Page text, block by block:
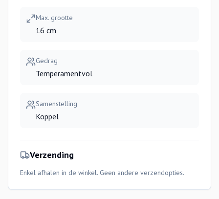
Max. grootte
16 cm
Gedrag
Temperamentvol
Samenstelling
Koppel
Verzending
Enkel afhalen in de winkel. Geen andere verzendopties.